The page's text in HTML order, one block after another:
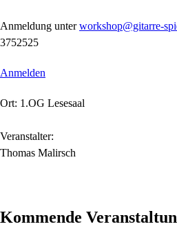
Anmeldung unterworkshop@gitarre-
3752525
Anmelden
Ort: 1.OG Lesesaal
Veranstalter:
Thomas Malirsch
Kommende